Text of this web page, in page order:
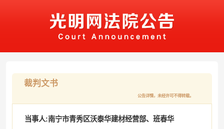
裁判文书
公告详情，未经许可不得转载。
当事人:南宁市青秀区沃泰华建材经营部、班春华